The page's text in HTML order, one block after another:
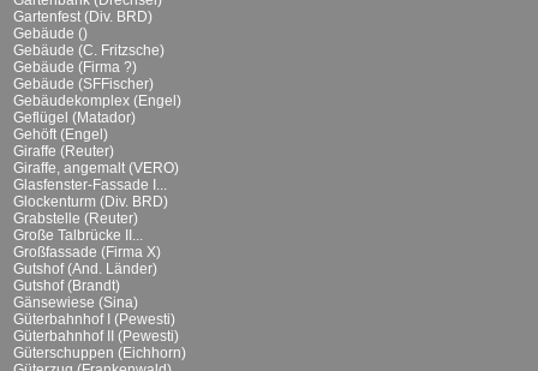
Gartenfest (Div. BRD)
Gebäude ()
Gebäude (C. Fritzsche)
Gebäude (Firma ?)
Gebäude (SFFischer)
Gebäudekomplex (Engel)
Geflügel (Matador)
Gehöft (Engel)
Giraffe (Reuter)
Giraffe, angemalt (VERO)
Glasfenster-Fassade I...
Glockenturm (Div. BRD)
Grabstelle (Reuter)
Große Talbrücke II...
Großfassade (Firma X)
Gutshof (And. Länder)
Gutshof (Brandt)
Gänsewiese (Sina)
Güterbahnhof I (Pewesti)
Güterbahnhof II (Pewesti)
Güterschuppen (Eichhorn)